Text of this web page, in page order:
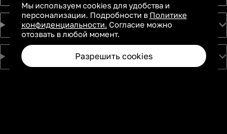
О проекте
Для партнеров
Мы используем cookies для удобства и
персонализации. Подробности в Политике
конфиденциальности. Согласие можно
отозвать в любой момент.
Разрешить cookies